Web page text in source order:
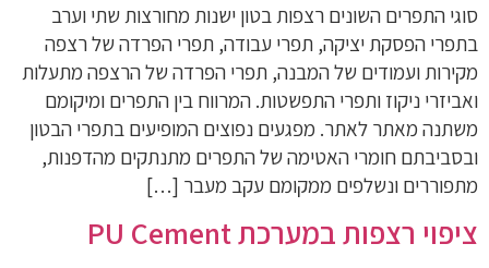
סוגי התפרים השונים רצפות בטון ישנות מחורצות שתי וערב
בתפרי הפסקת יציקה, תפרי עבודה, תפרי הפרדה של רצפה
מקירות ועמודים של המבנה, תפרי הפרדה של הרצפה מתעלות
ואביזרי ניקוז ותפרי התפשטות. המרווח בין התפרים ומיקומם
משתנה מאתר לאתר. מפגעים נפוצים המופיעים בתפרי הבטון
ובסביבתם חומרי האטימה של התפרים מתנתקים מהדפנות,
מתפוררים ונשלפים ממקומם עקב מעבר […]
ציפוי רצפות במערכת PU Cement